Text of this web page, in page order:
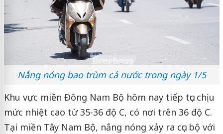
Nắng nóng bao trùm cả nước trong ngày 1/5
Khu vực miền Đông Nam Bộ hôm nay tiếp tục chịu
mức nhiệt cao từ 35-36 độ C, có nơi trên 36 độ C.
Tại miền Tây Nam Bộ, nắng nóng xảy ra cục bộ với